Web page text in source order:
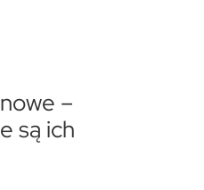
–
są ich